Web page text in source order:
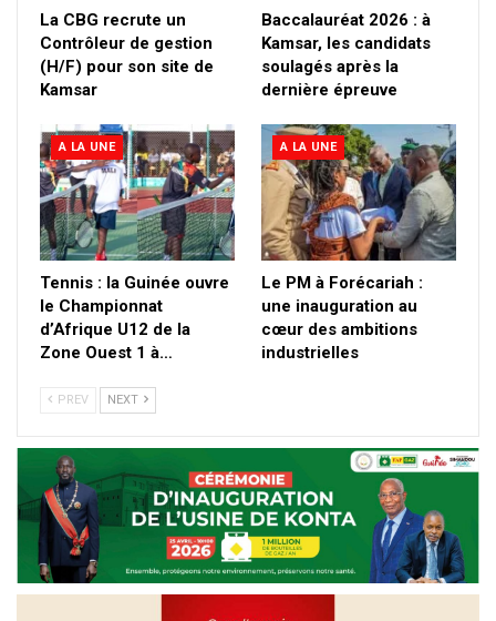
La CBG recrute un
Contrôleur de gestion
(H/F) pour son site de
Kamsar
Baccalauréat 2026 : à
Kamsar, les candidats
soulagés après la
dernière épreuve
A LA UNE
Tennis : la Guinée ouvre
le Championnat
d’Afrique U12 de la
Zone Ouest 1 à…
A LA UNE
Le PM à Forécariah :
une inauguration au
cœur des ambitions
industrielles
PREV NEXT